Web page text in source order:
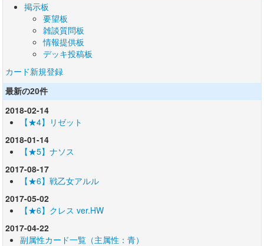
掲示板
要望板
雑談質問板
情報提供板
デッキ投稿板
カード新規登録
最新の20件
2018-02-14
【★4】リゼット
2018-01-14
【★5】ナソス
2017-08-17
【★6】戦乙女アルル
2017-05-02
【★6】クレス ver.HW
2017-04-22
副属性カード一覧（主属性：青）